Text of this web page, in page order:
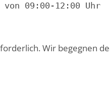
09:00-12:00 Uhr
Wir begegnen